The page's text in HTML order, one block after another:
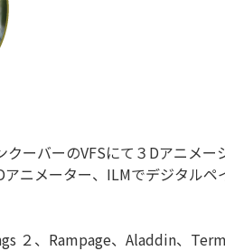
ーバーのVFSにて３Dアニメー
ニメーター、ILMでデジタル
２、Rampage、Aladdin、